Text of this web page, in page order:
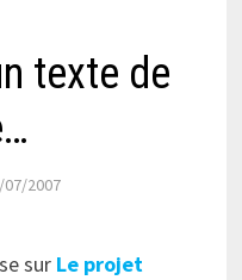
texte de
07/2007
sur Le projet